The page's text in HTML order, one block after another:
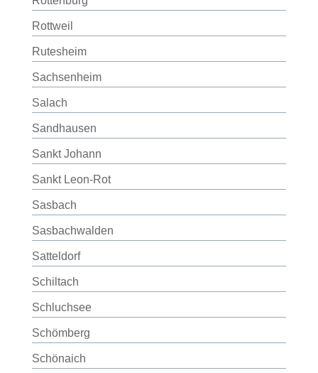
Rottweil
Rutesheim
Sachsenheim
Salach
Sandhausen
Sankt Johann
Sankt Leon-Rot
Sasbach
Sasbachwalden
Satteldorf
Schiltach
Schluchsee
Schömberg
Schönaich